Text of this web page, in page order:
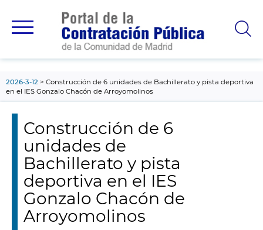
principal
2026-3-12
Construcción de 6 unidades de Bachillerato y pista deportiva
en el IES Gonzalo Chacón de Arroyomolinos
Construcción de 6
unidades de
Bachillerato y pista
deportiva en el IES
Gonzalo Chacón de
Arroyomolinos